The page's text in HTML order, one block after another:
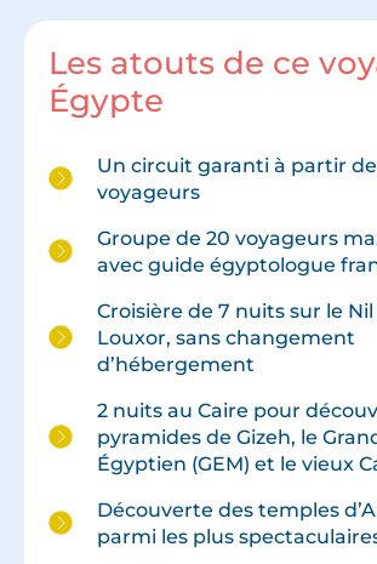
Les atouts de ce
Égypte
Un circuit garanti à partir
voyageurs
Groupe de 20 voyageurs
avec guide égyptologue
Croisière de 7 nuits sur le
Louxor, sans changement
d’hébergement
2 nuits au Caire pour
pyramides de Gizeh, le
Égyptien (GEM) et le vieux
Découverte des temples
parmi les plus